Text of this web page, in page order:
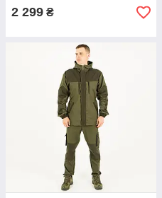
2 299 ₴